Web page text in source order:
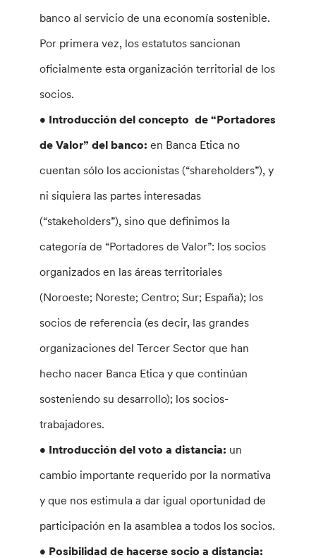
banco al servicio de una economía sostenible.
Por primera vez, los estatutos sancionan
oficialmente esta organización territorial de los
socios.
• Introducción del concepto de “Portadores
de Valor” del banco: en Banca Etica no
cuentan sólo los accionistas (“shareholders”), y
ni siquiera las partes interesadas
(“stakeholders”), sino que definimos la
categoría de “Portadores de Valor”: los socios
organizados en las áreas territoriales
(Noroeste; Noreste; Centro; Sur; España); los
socios de referencia (es decir, las grandes
organizaciones del Tercer Sector que han
hecho nacer Banca Etica y que continúan
sosteniendo su desarrollo); los socios-
trabajadores.
• Introducción del voto a distancia: un
cambio importante requerido por la normativa
y que nos estimula a dar igual oportunidad de
participación en la asamblea a todos los socios.
• Posibilidad de hacerse socio a distancia: